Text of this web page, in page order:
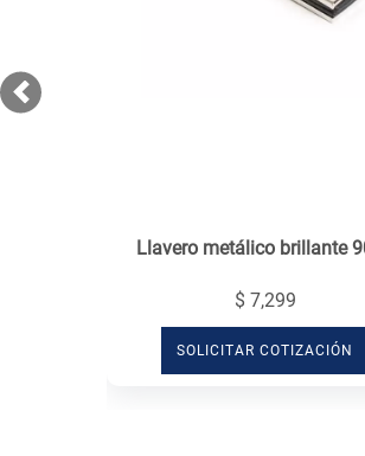
Previous
Llavero metálico brillante
$ 7,299
SOLICITAR COTIZACIÓN